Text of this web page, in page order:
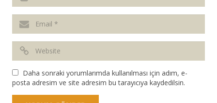
Daha sonraki yorumlarımda kullanılması için adım, e-
posta adresim ve site adresim bu tarayıcıya kaydedilsin.